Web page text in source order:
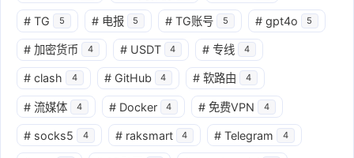
# TG 5 # 电报 5 # TG账号 5 # gpt4o 5
# 加密货币 4 # USDT 4 # 专线 4
# clash 4 # GitHub 4 # 软路由 4
# 流媒体 4 # Docker 4 # 免费VPN 4
# socks5 4 # raksmart 4 # Telegram 4